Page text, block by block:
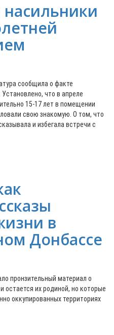
сообщила о факте
что в апреле
15-17 лет в помещении
свою знакомую. О том, что
и избегала встречи с
в
Донбассе
пронзительный материал о
их родиной, но которые
оккупированных территориях